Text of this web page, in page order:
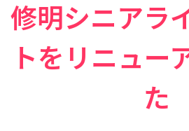
修明シニアラ
トをリニュー
た